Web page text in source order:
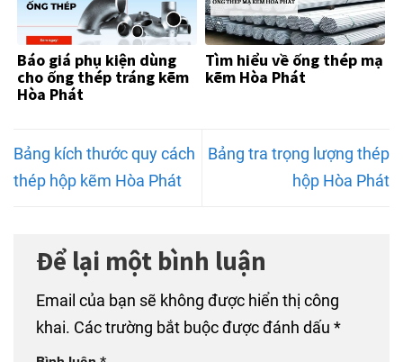
Báo giá phụ kiện dùng
cho ống thép tráng kẽm
Hòa Phát
Tìm hiểu về ống thép mạ
kẽm Hòa Phát
Bảng kích thước quy cách
thép hộp kẽm Hòa Phát
Bảng tra trọng lượng thép
hộp Hòa Phát
Để lại một bình luận
Email của bạn sẽ không được hiển thị công
khai. Các trường bắt buộc được đánh dấu *